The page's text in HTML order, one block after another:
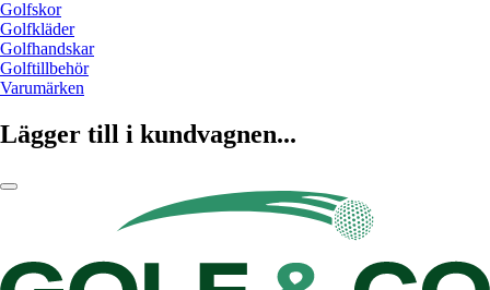
Golfskor
Golfkläder
Golfhandskar
Golftillbehör
Varumärken
Lägger till i kundvagnen...